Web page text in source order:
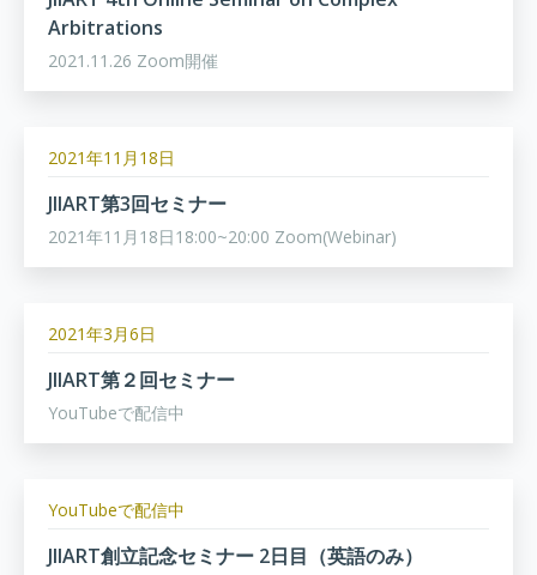
Arbitrations
2021.11.26 Zoom開催
2021年11月18日
JIIART第3回セミナー
2021年11月18日18:00~20:00 Zoom(Webinar)
2021年3月6日
JIIART第２回セミナー
YouTubeで配信中
YouTubeで配信中
JIIART創立記念セミナー 2日目（英語のみ）